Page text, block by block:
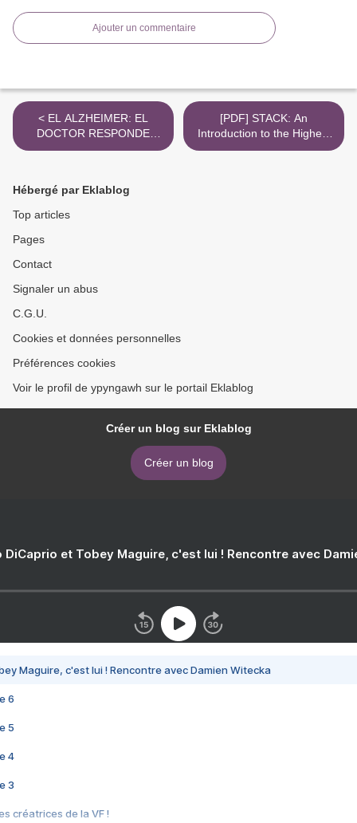
Ajouter un commentaire
< EL ALZHEIMER: EL
DOCTOR RESPONDE
MANUEL MARTIN ePub
[PDF] STACK: An
Introduction to the Highest
Levels of Investing by
Hébergé par Eklablog
Top articles
Pages
Contact
Signaler un abus
C.G.U.
Cookies et données personnelles
Préférences cookies
Voir le profil de ypyngawh sur le portail Eklablog
Créer un blog sur Eklablog
Créer un blog
DiCaprio et Tobey Maguire, c'est lui ! Rencontre avec
Maguire, c'est lui ! Rencontre avec Damien Witecka
6
5
4
3
créatrices de la VF !